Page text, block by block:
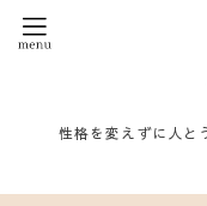
性格を変えずに人と